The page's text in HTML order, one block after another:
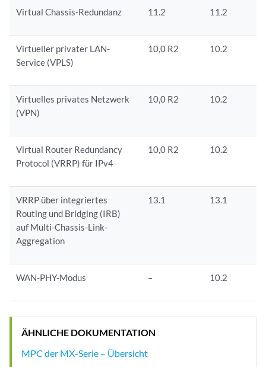
Virtual Chassis-Redundanz 11.2 11.2
Virtueller privater LAN-
Service (VPLS)
10,0 R2 10.2
Virtuelles privates Netzwerk
(VPN)
10,0 R2 10.2
Virtual Router Redundancy
Protocol (VRRP) für IPv4
10,0 R2 10.2
VRRP über integriertes
Routing und Bridging (IRB)
auf Multi-Chassis-Link-
Aggregation
13.1 13.1
WAN-PHY-Modus – 10.2
ÄHNLICHE DOKUMENTATION
MPC der MX-Serie – Übersicht